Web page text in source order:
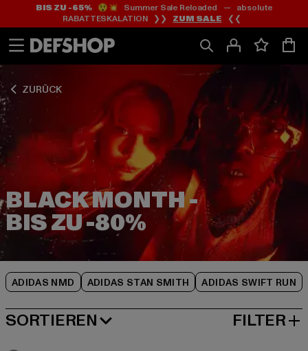
Zum
Inhalt
springen
Zum
Fußzeile
springen
BIS ZU -65%😲💥 Summer Sale Reloaded — absolute
RABATTESKALATION ❯❯ ZUM SALE ❮❮
ZURÜCK
BLACK MONTH -
ADIDAS NMD ADIDAS STAN SMITH ADIDAS SWIFT RUN
Zum
Produktraster
springen
SORTIEREN
BELIEBTESTE FILTER